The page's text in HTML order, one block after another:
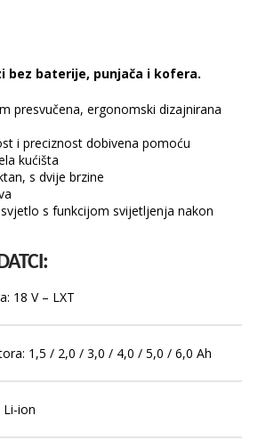
bez baterije, punjača i kofera.
presvučena, ergonomski dizajnirana
i preciznost dobivena pomoću
kućišta
s dvije brzine
s funkcijom svijetljenja nakon
18 V – LXT
1,5 / 2,0 / 3,0 / 4,0 / 5,0 / 6,0 Ah
ion